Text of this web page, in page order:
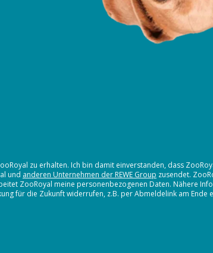
zu erhalten. Ich bin damit einverstanden, dass
und anderen Unternehmen der REWE Group zusendet.
ZooRoyal meine personenbezogenen Daten. Nähere
für die Zukunft widerrufen, z.B. per Abmeldelink am Ende